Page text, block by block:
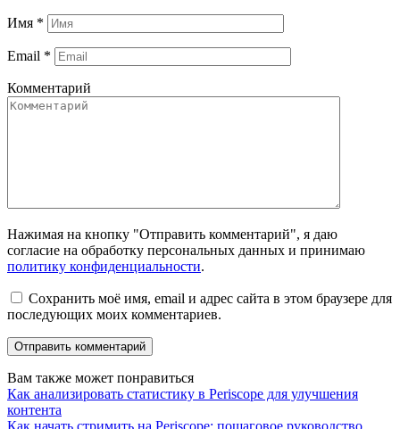
Имя *
Email *
Комментарий
Нажимая на кнопку "Отправить комментарий", я даю
согласие на обработку персональных данных и принимаю
политику конфиденциальности.
Сохранить моё имя, email и адрес сайта в этом браузере для
последующих моих комментариев.
Вам также может понравиться
Как анализировать статистику в Periscope для улучшения
контента
Как начать стримить на Periscope: пошаговое руководство